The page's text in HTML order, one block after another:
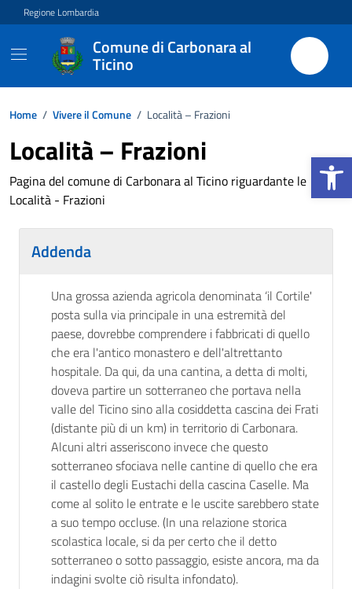
Vai ai contenuti
Vai al footer
Regione Lombardia
Comune di Carbonara al
Ticino
Home / Vivere il Comune / Località – Frazioni
Località – Frazioni
Pagina del comune di Carbonara al Ticino riguardante le
Località - Frazioni
Addenda
Una grossa azienda agricola denominata ‘il Cortile'
posta sulla via principale in una estremità del
paese, dovrebbe comprendere i fabbricati di quello
che era l'antico monastero e dell'altrettanto
hospitale. Da qui, da una cantina, a detta di molti,
doveva partire un sotterraneo che portava nella
valle del Ticino sino alla cosiddetta cascina dei Frati
(distante più di un km) in territorio di Carbonara.
Alcuni altri asseriscono invece che questo
sotterraneo sfociava nelle cantine di quello che era
il castello degli Eustachi della cascina Caselle. Ma
come al solito le entrate e le uscite sarebbero state
a suo tempo occluse. (In una relazione storica
scolastica locale, si da per certo che il detto
sotterraneo o sotto passaggio, esiste ancora, ma da
indagini svolte ciò risulta infondato).
Apri la